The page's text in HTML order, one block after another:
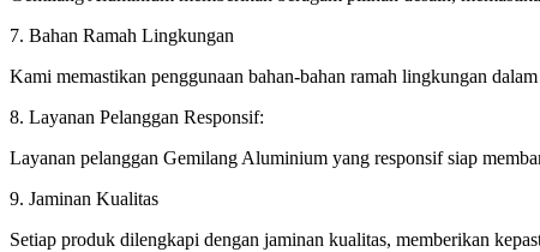
7. Bahan Ramah Lingkungan
Kami memastikan penggunaan bahan-bahan ramah lingkungan
8. Layanan Pelanggan Responsif:
Layanan pelanggan Gemilang Aluminium yang responsif siap
9. Jaminan Kualitas
Setiap produk dilengkapi dengan jaminan kualitas, memberikan